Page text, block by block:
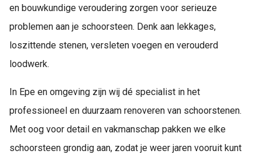
en bouwkundige veroudering zorgen voor serieuze
problemen aan je schoorsteen. Denk aan lekkages,
loszittende stenen, versleten voegen en verouderd
loodwerk.
In Epe en omgeving zijn wij dé specialist in het
professioneel en duurzaam renoveren van schoorstenen.
Met oog voor detail en vakmanschap pakken we elke
schoorsteen grondig aan, zodat je weer jaren vooruit kunt